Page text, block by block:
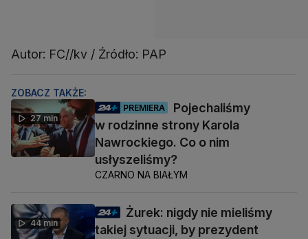
Autor: FC//kv / Źródło: PAP
ZOBACZ TAKŻE:
27 min
PREMIERA
Pojechaliśmy
w rodzinne strony Karola
Nawrockiego. Co o nim
usłyszeliśmy?
CZARNO NA BIAŁYM
44 min
Żurek: nigdy nie mieliśmy
takiej sytuacji, by prezydent